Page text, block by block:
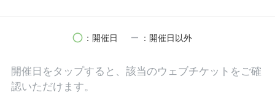
当館の温泉は、源泉かけ流しであり、また塩素によ
泉です。
circle ：開催日 remove ：開催日以外
開催日を タップすると、該当のウェブチケットをご確
認いただけます。